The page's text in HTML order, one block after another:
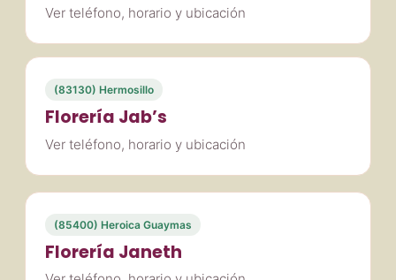
Ver teléfono, horario y ubicación
(83130) Hermosillo
Florería Jab’s
Ver teléfono, horario y ubicación
(85400) Heroica Guaymas
Florería Janeth